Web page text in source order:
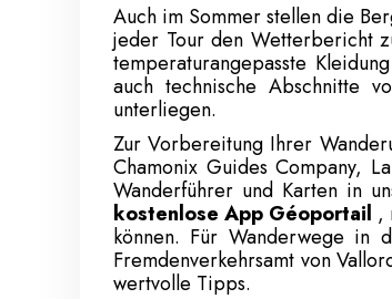
Auch im Sommer stellen die
jeder Tour den Wetterbericht
temperaturangepasste
auch technische Abschnitte
unterliegen.
Zur Vorbereitung Ihrer
Chamonix Guides Company,
Wanderführer und Karten in
kostenlose App Géoportail ,
können. Für Wanderwege in
Fremdenverkehrsamt von
wertvolle Tipps.